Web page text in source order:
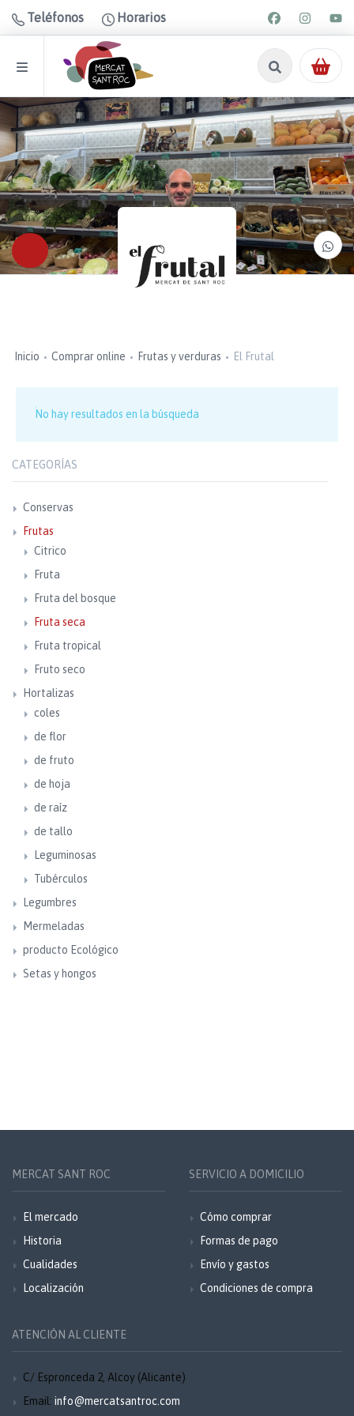
Teléfonos Horarios
Inicio Comprar online Frutas y verduras El Frutal
No hay resultados en la búsqueda
CATEGORÍAS
Conservas
Frutas
Citrico
Fruta
Fruta del bosque
Fruta seca
Fruta tropical
Fruto seco
Hortalizas
coles
de flor
de fruto
de hoja
de raíz
de tallo
Leguminosas
Tubérculos
Legumbres
Mermeladas
producto Ecológico
Setas y hongos
MERCAT SANT ROC
El mercado
Historia
Cualidades
Localización
SERVICIO A DOMICILIO
Cómo comprar
Formas de pago
Envío y gastos
Condiciones de compra
ATENCIÓN AL CLIENTE
C/ Espronceda 2, Alcoy (Alicante)
Email: info@mercatsantroc.com